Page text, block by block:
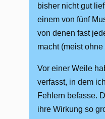
bisher nicht gut
einem von fünf
von denen fast
macht (meist
Vor einer Weile
verfasst, in dem
Fehlern befasse.
ihre Wirkung so